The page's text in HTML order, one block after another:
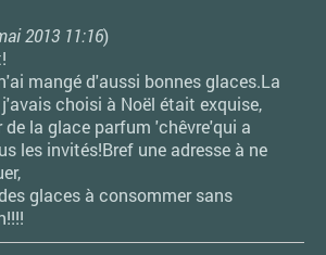
2013 11:16)
mangé d'aussi bonnes glaces.La
choisi à Noël était exquise,
de la glace parfum 'chêvre'qui a
les invités!Bref une adresse à ne
glaces à consommer sans